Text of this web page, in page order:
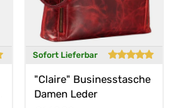
Sofort Lieferbar
"Claire" Businesstasche
Damen Leder